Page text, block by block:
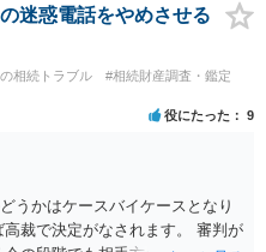
う。 不動産は、相続登記が済ん
お子様と義父様のつながりがわ
寄せ」という手続きをすると、
偽造等により既に相続登記され
たりをつけて登記名義を調べて
定をしていますので、特に相場
日本弁護士連合会が設けていた
弁護士は一定数いると思います
う。
迷惑電話をやめさせる
相続トラブル
#相続財産調査・鑑定
役にたった 9
うかはケースバイケースとなり
裁で決定がなされます。 審判が